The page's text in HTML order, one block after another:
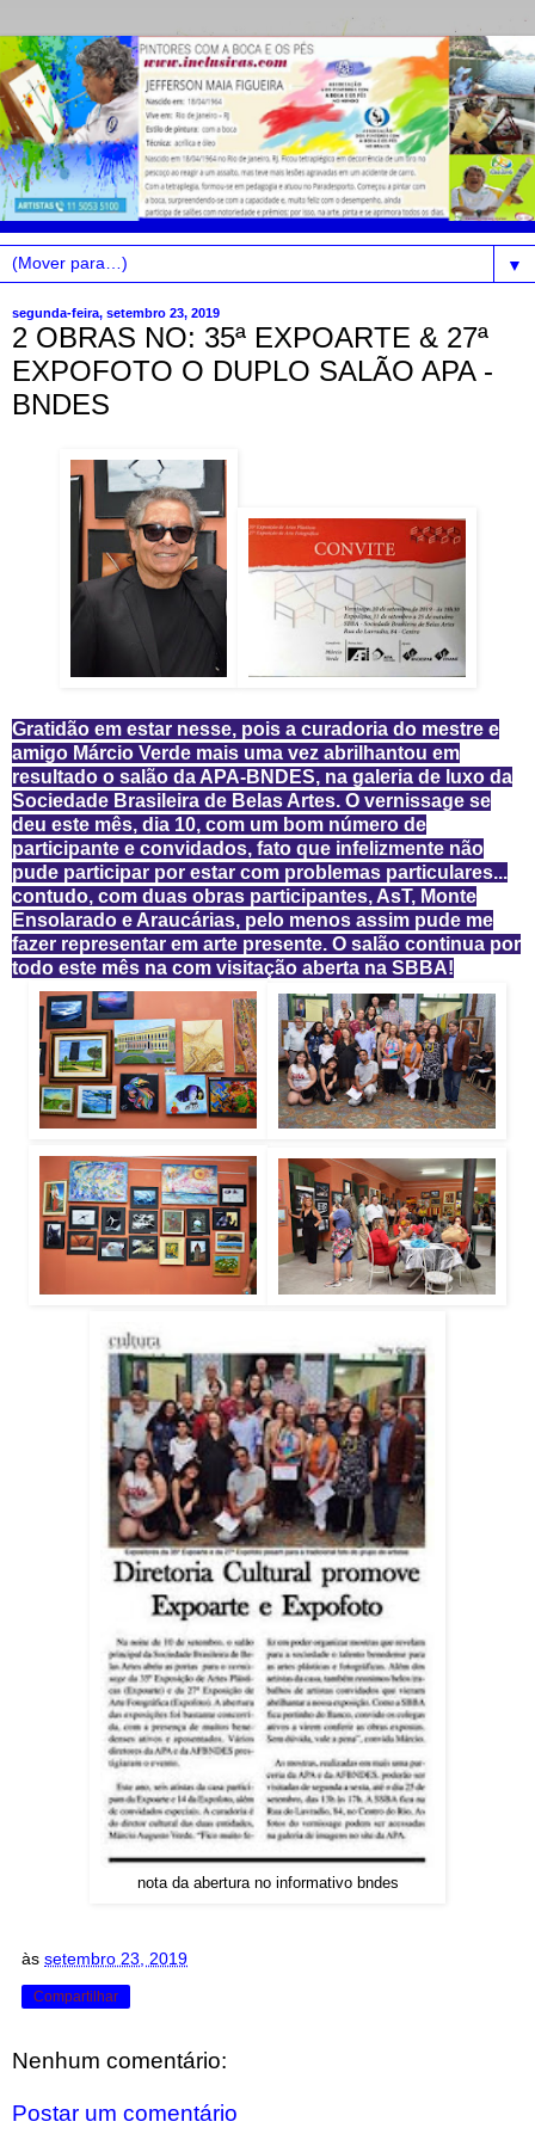
▼
segunda-feira, setembro 23, 2019
2 OBRAS NO: 35ª EXPOARTE & 27ª
EXPOFOTO O DUPLO SALÃO APA -
BNDES
Gratidão em estar nesse, pois a curadoria do mestre e
amigo Márcio Verde mais uma vez abrilhantou em
resultado o salão da APA-BNDES, na galeria de luxo da
Sociedade Brasileira de Belas Artes. O vernissage se
deu este mês, dia 10, com um bom número de
participante e convidados, fato que infelizmente não
pude participar por estar com problemas particulares...
contudo, com duas obras participantes, AsT, Monte
Ensolarado e Araucárias, pelo menos assim pude me
fazer representar em arte presente. O salão continua por
todo este mês na com visitação aberta na SBBA!
nota da abertura no informativo bndes
às setembro 23, 2019
Compartilhar
Nenhum comentário:
Postar um comentário